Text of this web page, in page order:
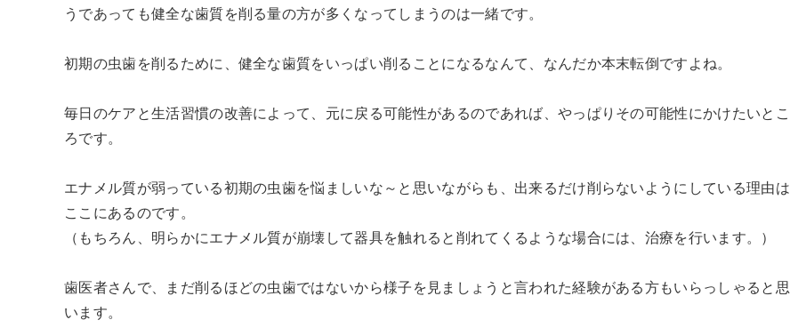
うであっても健全な歯質を削る量の方が多くなってしまうのは一緒です。
初期の虫歯を削るために、健全な歯質をいっぱい削ることになるなんて、なんだか本末転倒ですよね。
毎日のケアと生活習慣の改善によって、元に戻る可能性があるのであれば、やっぱりその可能性にかけたいとこ
ろです。
エナメル質が弱っている初期の虫歯を悩ましいな～と思いながらも、出来るだけ削らないようにしている理由は
ここにあるのです。
（もちろん、明らかにエナメル質が崩壊して器具を触れると削れてくるような場合には、治療を行います。）
歯医者さんで、まだ削るほどの虫歯ではないから様子を見ましょうと言われた経験がある方もいらっしゃると思
います。